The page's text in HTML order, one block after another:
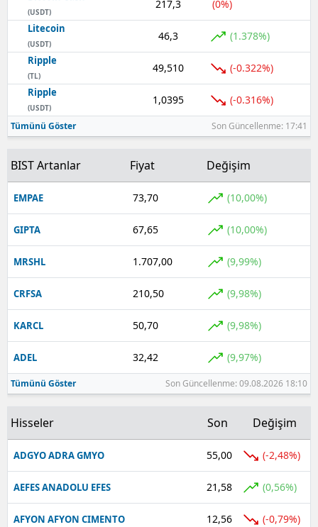
(USDT)
217,3 (0%)
Litecoin
(USDT)
46,3 (1.378%)
Ripple
(TL)
49,510 (-0.322%)
Ripple
(USDT)
1,0395 (-0.316%)
Tümünü Göster Son Güncellenme: 17:41
BIST Artanlar Fiyat Değişim
EMPAE 73,70 (10,00%)
GIPTA 67,65 (10,00%)
MRSHL 1.707,00 (9,99%)
CRFSA 210,50 (9,98%)
KARCL 50,70 (9,98%)
ADEL 32,42 (9,97%)
Tümünü Göster Son Güncellenme: 09.08.2026 18:10
Hisseler Son Değişim
ADGYO ADRA GMYO 55,00 (-2,48%)
AEFES ANADOLU EFES 21,58 (0,56%)
AFYON AFYON CIMENTO 12,56 (-0,79%)